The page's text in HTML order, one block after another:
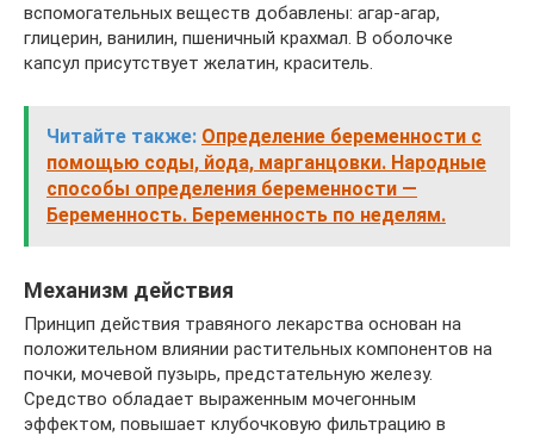
вспомогательных веществ добавлены: агар-агар,
глицерин, ванилин, пшеничный крахмал. В оболочке
капсул присутствует желатин, краситель.
Читайте также: Определение беременности с
помощью соды, йода, марганцовки. Народные
способы определения беременности —
Беременность. Беременность по неделям.
Механизм действия
Принцип действия травяного лекарства основан на
положительном влиянии растительных компонентов на
почки, мочевой пузырь, предстательную железу.
Средство обладает выраженным мочегонным
эффектом, повышает клубочковую фильтрацию в